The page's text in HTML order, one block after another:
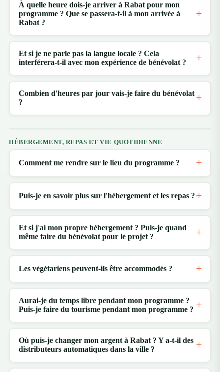
À quelle heure dois-je arriver à Rabat pour mon
programme ? Que se passera-t-il à mon arrivée à
Rabat ?
Et si je ne parle pas la langue locale ? Cela
interférera-t-il avec mon expérience de bénévolat ?
Combien d'heures par jour vais-je faire du bénévolat
?
HÉBERGEMENT, REPAS ET VIE QUOTIDIENNE
Comment me rendre sur le lieu du programme ?
Puis-je en savoir plus sur l'hébergement et les repas ?
Et si j'ai mon propre hébergement ? Puis-je quand
même faire du bénévolat pour le projet ?
Les végétariens peuvent-ils être accommodés ?
Aurai-je du temps libre pendant mon programme ?
Puis-je faire du tourisme pendant mon programme ?
Où puis-je changer mon argent à Rabat ? Y a-t-il des
distributeurs automatiques dans la ville ?